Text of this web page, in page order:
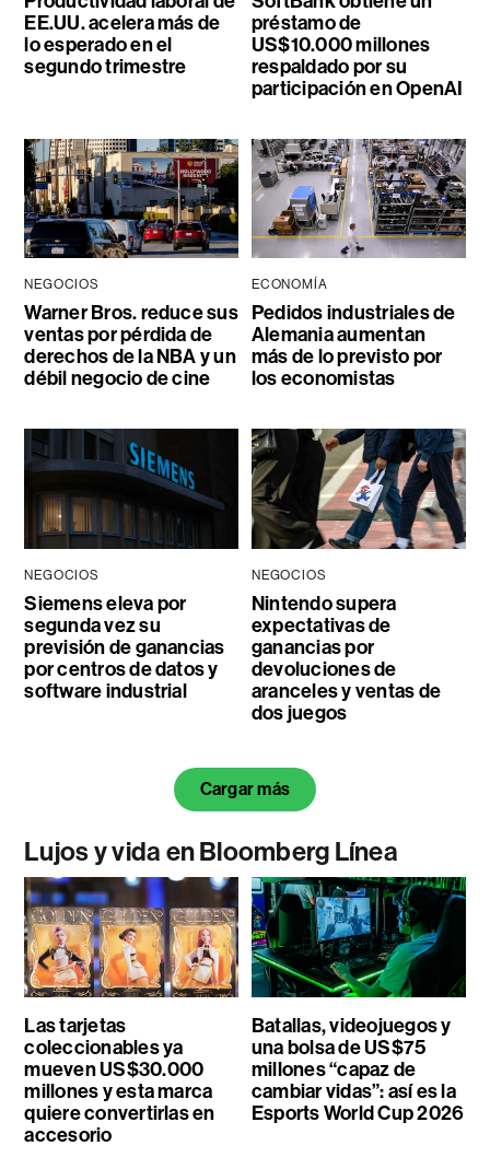
EE.UU. acelera más de
lo esperado en el
segundo trimestre
préstamo de
US$10.000 millones
respaldado por su
participación en OpenAI
NEGOCIOS
Warner Bros. reduce sus
ventas por pérdida de
derechos de la NBA y un
débil negocio de cine
ECONOMÍA
Pedidos industriales de
Alemania aumentan
más de lo previsto por
los economistas
NEGOCIOS
Siemens eleva por
segunda vez su
previsión de ganancias
por centros de datos y
software industrial
NEGOCIOS
Nintendo supera
expectativas de
ganancias por
devoluciones de
aranceles y ventas de
dos juegos
Cargar más
Lujos y vida en Bloomberg Línea
Las tarjetas
coleccionables ya
mueven US$30.000
millones y esta marca
quiere convertirlas en
accesorio
Batallas, videojuegos y
una bolsa de US$75
millones “capaz de
cambiar vidas”: así es la
Esports World Cup 2026